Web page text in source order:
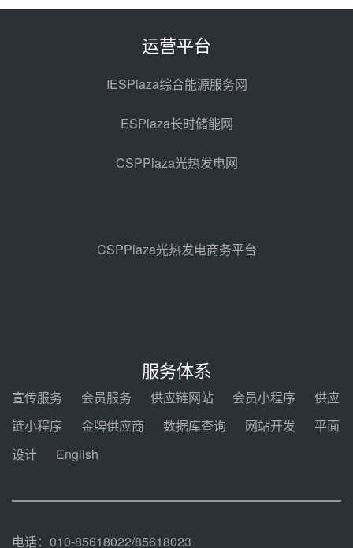
100MW光工程性能试验采购
光热示范电站二列蒸汽发生器设备
亚核阀业中标天山北麓100MW光
热发电工程EPC总承包项目熔盐截
止阀、熔盐三偏心蝶阀采购
08-05 17:15
包项目熔盐介质超声波流量计采购
08-05 17:09
电机组灵活性改造项目三元液态盐
采购合同
迪尔化工预中标华能西安热工院
2026-2029年熔盐介质框架协议
100MW光热项目机组调试及性能
运营平台
IESPlaza综合能源服务网
ESPlaza长时储能网
CSPPlaza光热发电网
CSPPlaza光热发电商务平台
服务体系
宣传服务 会员服务 供应链网站 会员小程序
供应
链小程序
金牌供应商 数据库查询 网站开发
平面
设计
English
电话：010-85618022/85618023